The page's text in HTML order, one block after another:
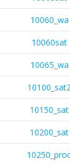
10060_wa
10060sat
10065_wa
10100_sat2
10150_sat
10200_sat